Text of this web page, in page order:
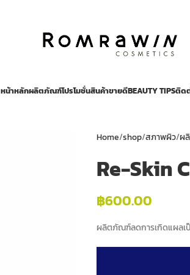
หน้าหลักผลิตภัณฑ์โปรโมชั่นสินค้าขายดีBEAUTY TIPSติด
Home shop สภาพผิว ผ
Re-Skin
฿600.00
ผลิตภัณฑ์ลดการเกิดแผลเ